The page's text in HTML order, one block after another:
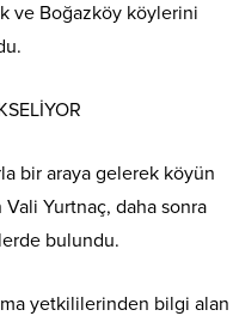
ve Boğazköy köylerini
bir araya gelerek köyün
Vali Yurtnaç, daha sonra
bulundu.
yetkililerinden bilgi alan